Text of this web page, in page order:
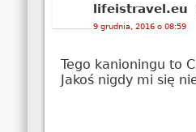
lifeistravel.eu
9 grudnia, 2016 o 08:59
Tego kanioningu to
Jakoś nigdy mi się